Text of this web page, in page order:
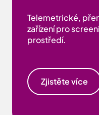
Telemetrické,
zařízení pro
prostředí.
Zjistěte více